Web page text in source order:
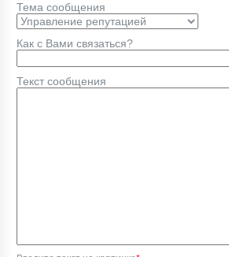
Тема сообщения
Как с Вами связаться?
Текст сообщения